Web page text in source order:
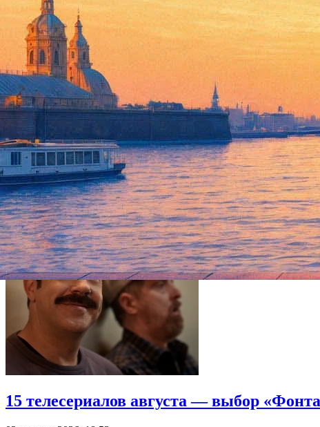
Начало полноценной работы Музея Фаберже
только безналичный расчет и льготные категории населения».
Напомним, что Музей Фаберже был открыт в ноябре минувшего
рядовые посетители смогут познакомиться с коллекцией
«Связь времен», уже в конце декабря - начале января. В
заявку на официальном сайте музея. Вне очереди будут
художественных учебных заведений.
Фонтанка.ру
15 телесериалов августа — выбор